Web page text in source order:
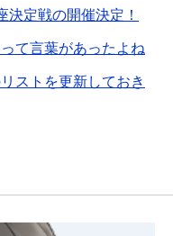
決定戦の開催決定！
て言葉があったよね
ストを更新しておき